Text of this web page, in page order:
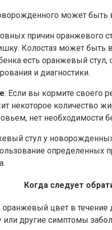
может быть
причин оранжевого
Колостаз может
есть оранжевый
и диагностики.
: Если вы кормите своего
некоторое количество
нет необходимости
стул у
определенных
Когда следует
цвет в
другие симптомы